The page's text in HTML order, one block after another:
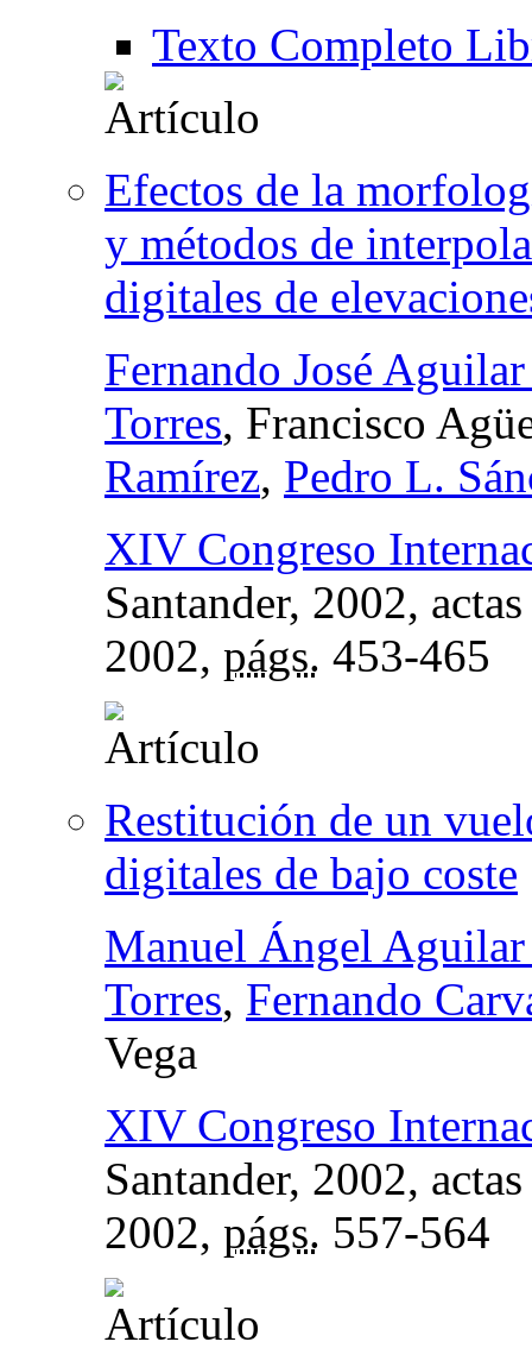
Texto Completo
Efectos de la
y métodos de
digitales de
Fernando José
Torres, Francisco
Ramírez, Pedro L.
XIV Congreso
Santander, 2002,
2002, págs. 453-465
Restitución de un
digitales de bajo coste
Manuel Ángel Aguilar
Torres, Fernando
Vega
XIV Congreso
Santander, 2002,
2002, págs. 557-564